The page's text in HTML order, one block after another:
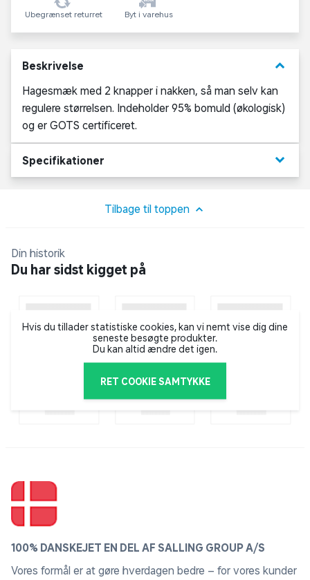
Ubegrænset returret Byt i varehus
Beskrivelse keyboard_arrow_down
Hagesmæk med 2 knapper i nakken, så man selv kan
regulere størrelsen. Indeholder 95% bomuld (økologisk)
og er GOTS certificeret.
Specifikationer keyboard_arrow_down
Tilbage til toppen
Din historik
Du har sidst kigget på
Hvis du tillader statistiske cookies, kan vi nemt vise dig dine
seneste besøgte produkter.
Du kan altid ændre det igen.
RET COOKIE SAMTYKKE
100% DANSKEJET EN DEL AF SALLING GROUP A/S
Vores formål er at gøre hverdagen bedre – for vores kunder